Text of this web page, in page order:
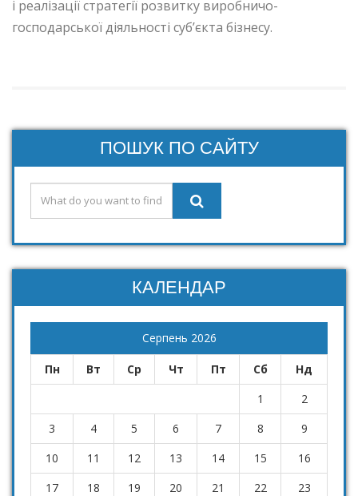
і реалізації стратегії розвитку виробничо-
господарської діяльності суб’єкта бізнесу.
ПОШУК ПО САЙТУ
КАЛЕНДАР
Серпень 2026
Пн Вт Ср Чт Пт Сб
Нд
1
2
3
4 5 6 7 8
9
10
11 12 13 14 15
16
17
18 19 20 21 22
23